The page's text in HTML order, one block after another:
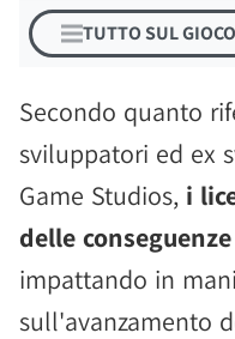
TUTTO SUL GIOCO
Secondo quanto
sviluppatori ed ex
Game Studios, i
delle
impattando in
sull'avanzamento